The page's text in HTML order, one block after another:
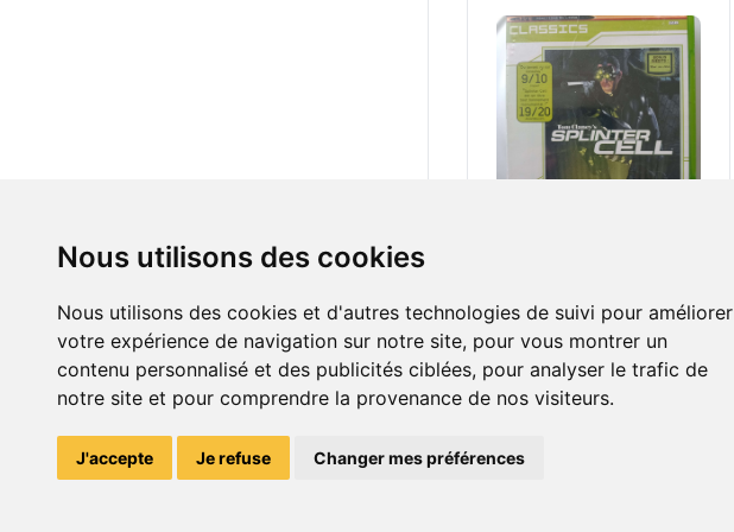
Nous utilisons des cookies
Nous utilisons des cookies et d'autres technologies de suivi pour améliorer
votre expérience de navigation sur notre site, pour vous montrer un
contenu personnalisé et des publicités ciblées, pour analyser le trafic de
notre site et pour comprendre la provenance de nos visiteurs.
J'accepte Je refuse Changer mes préférences